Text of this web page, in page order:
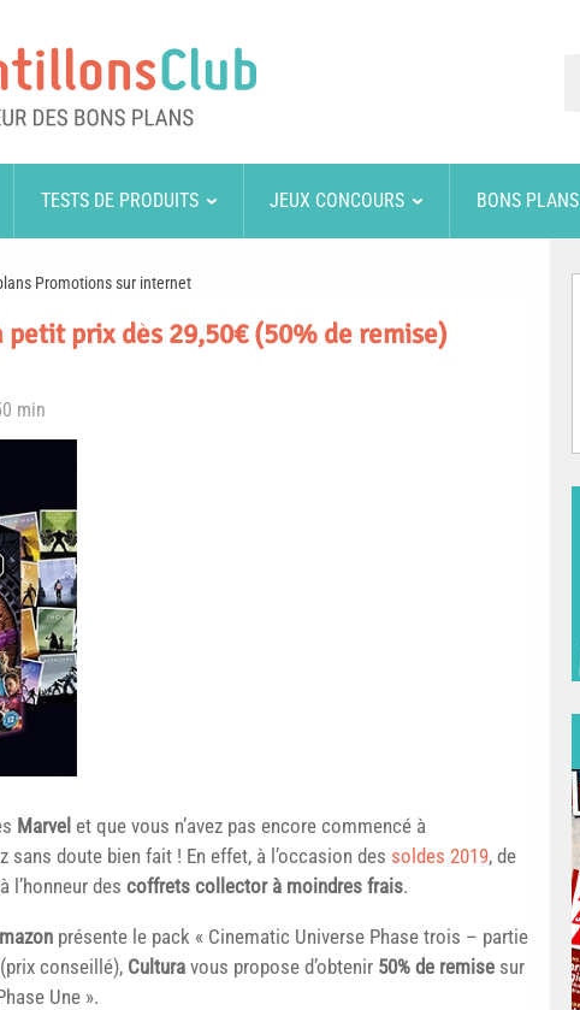
TESTS DE PRODUITS JEUX CONCOURS BONS PLANS
Promotions sur internet
prix dès 29,50€ (50% de remise)
min
Marvel et que vous n’avez pas encore commencé à
sans doute bien fait ! En effet, à l’occasion des soldes 2019, de
l’honneur des coffrets collector à moindres frais.
présente le pack « Cinematic Universe Phase trois – partie
conseillé), Cultura vous propose d’obtenir 50% de remise sur
Une ».